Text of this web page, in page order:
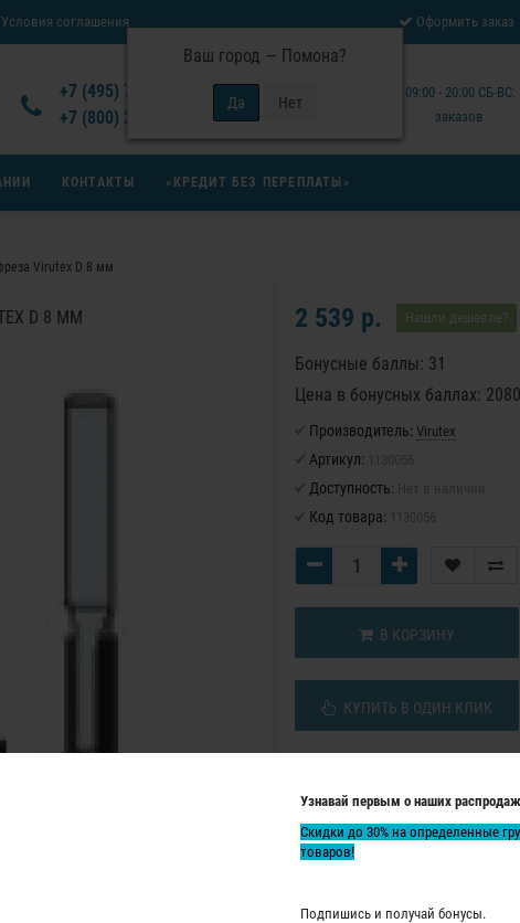
Узнавай первым о наших
Скидки до 30% на определенные
товаров!
Подпишись и получай бонусы.
Условия соглашения
возврата товара
Ваш город — Помона?
Оформить заказ
+7 (495) 777-14-94
+7 (800) 200-15-94
Будни: 09:00 - 20:00 СБ-
заказов
КОНТАКТЫ «КРЕДИТ БЕЗ ПЕРЕПЛАТЫ»
Virutex D 8 мм
D 8 ММ 2 539 р. Нашли дешевле?
Бонусные баллы: 31
Цена в бонусных баллах: 2080
Производитель: Virutex
Артикул:
Доступность:
Код товара:
В КОРЗИНУ
КУПИТЬ В ОДИН КЛИК